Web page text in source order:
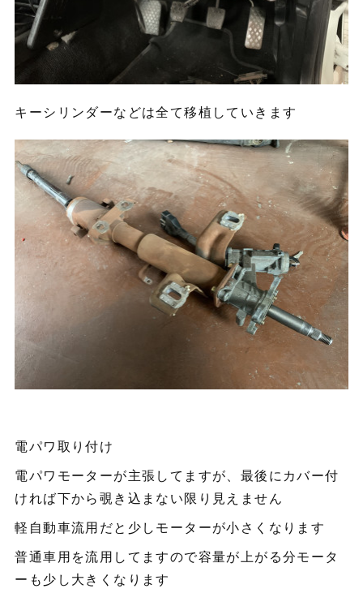
キーシリンダーなどは全て移植していきます
電パワ取り付け
電パワモーターが主張してますが、最後にカバー付
ければ下から覗き込まない限り見えません
軽自動車流用だと少しモーターが小さくなります
普通車用を流用してますので容量が上がる分モータ
ーも少し大きくなります